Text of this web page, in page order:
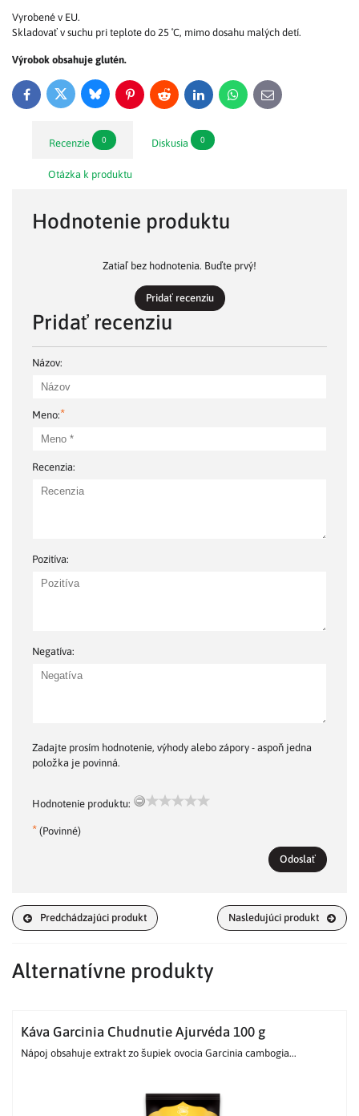
Vyrobené v EU.
Skladovať v suchu pri teplote do 25 ˚C, mimo dosahu malých detí.
Výrobok obsahuje glutén.
FacebookTwitter BlueskyPinterestReddit LinkedInWhatsApp
E-
mail
Recenzie 0 Diskusia 0
Otázka k produktu
Hodnotenie produktu
Zatiaľ bez hodnotenia. Buďte prvý!
Pridať recenziu
Pridať recenziu
Názov:
Meno:*
Recenzia:
Pozitíva:
Negatíva:
Zadajte prosím hodnotenie, výhody alebo zápory - aspoň jedna
položka je povinná.
Hodnotenie produktu:
* (Povinné)
Odoslať
Predchádzajúci produkt Nasledujúci produkt
Alternatívne produkty
Káva Garcinia Chudnutie Ajurvéda 100 g
Nápoj obsahuje extrakt zo šupiek ovocia Garcinia cambogia...